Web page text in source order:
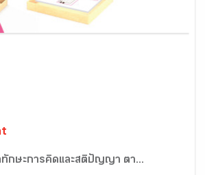
กษะการคิดและสติปัญญา ตา...